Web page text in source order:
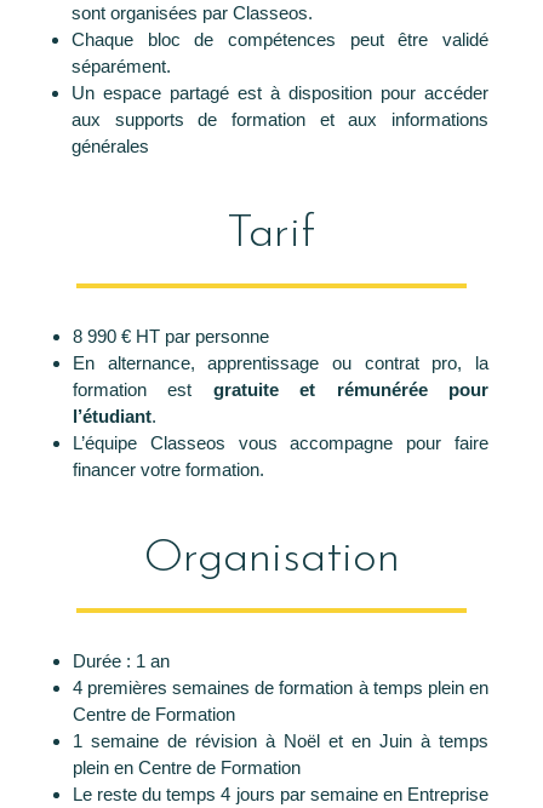
sont organisées par Classeos.
Chaque bloc de compétences peut être validé
séparément.
Un espace partagé est à disposition pour accéder
aux supports de formation et aux informations
générales
Tarif
8 990 € HT par personne
En alternance, apprentissage ou contrat pro, la
formation est gratuite et rémunérée pour
l’étudiant.
L’équipe Classeos vous accompagne pour faire
financer votre formation.
Organisation
Durée : 1 an
4 premières semaines de formation à temps plein en
Centre de Formation
1 semaine de révision à Noël et en Juin à temps
plein en Centre de Formation
Le reste du temps 4 jours par semaine en Entreprise